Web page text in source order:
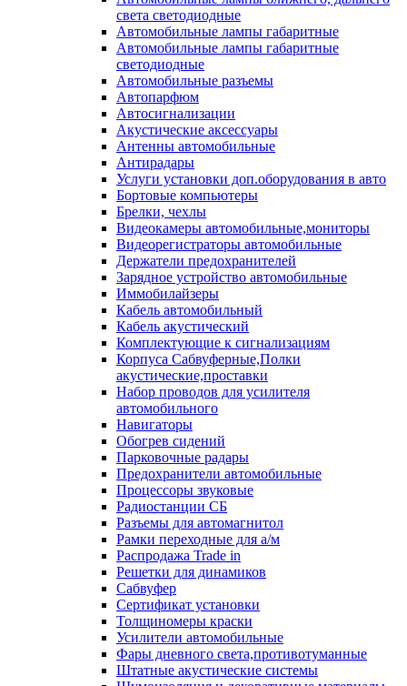
света светодиодные
Автомобильные лампы габаритные
Автомобильные лампы габаритные
светодиодные
Автомобильные разъемы
Автопарфюм
Автосигнализации
Акустические аксессуары
Антенны автомобильные
Антирадары
Услуги установки доп.оборудования в авто
Бортовые компьютеры
Брелки, чехлы
Видеокамеры автомобильные,мониторы
Видеорегистраторы автомобильные
Держатели предохранителей
Зарядное устройство автомобильные
Иммобилайзеры
Кабель автомобильный
Кабель акустический
Комплектующие к сигнализациям
Корпуса Сабвуферные,Полки
акустические,проставки
Набор проводов для усилителя
автомобильного
Навигаторы
Обогрев сидений
Парковочные радары
Предохранители автомобильные
Процессоры звуковые
Радиостанции СБ
Разъемы для автомагнитол
Рамки переходные для а/м
Распродажа Trade in
Решетки для динамиков
Сабвуфер
Сертификат установки
Толщиномеры краски
Усилители автомобильные
Фары дневного света,противотуманные
Штатные акустические системы